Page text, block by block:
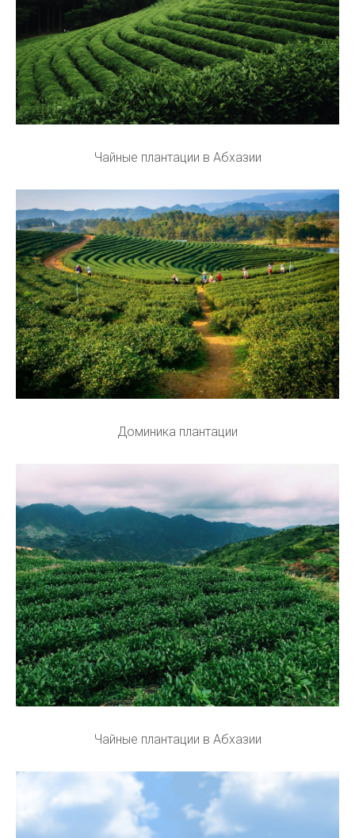
Чайные плантации в Абхазии
Доминика плантации
Чайные плантации в Абхазии